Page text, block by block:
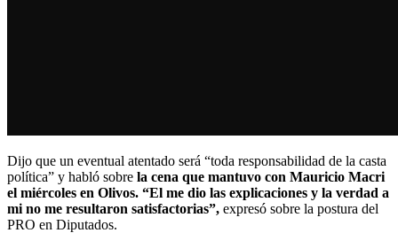
Dijo que un eventual atentado será “toda responsabilidad de la casta
política” y habló sobre la cena que mantuvo con Mauricio Macri
el miércoles en Olivos. “El me dio las explicaciones y la verdad a
mi no me resultaron satisfactorias”, expresó sobre la postura del
PRO en Diputados.